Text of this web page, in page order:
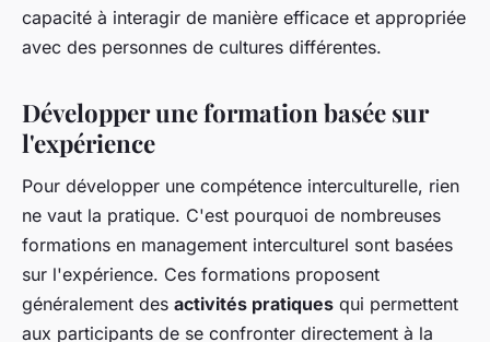
capacité à interagir de manière efficace et appropriée
avec des personnes de cultures différentes.
Développer une formation basée sur
l'expérience
Pour développer une compétence interculturelle, rien
ne vaut la pratique. C'est pourquoi de nombreuses
formations en management interculturel sont basées
sur l'expérience. Ces formations proposent
généralement des activités pratiques qui permettent
aux participants de se confronter directement à la